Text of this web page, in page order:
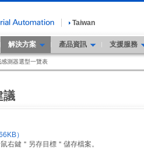
Taiwan
解決方案 產品資訊 支援服務
感測器選型一覽表
議
）
右鍵＂另存目標＂儲存檔案。